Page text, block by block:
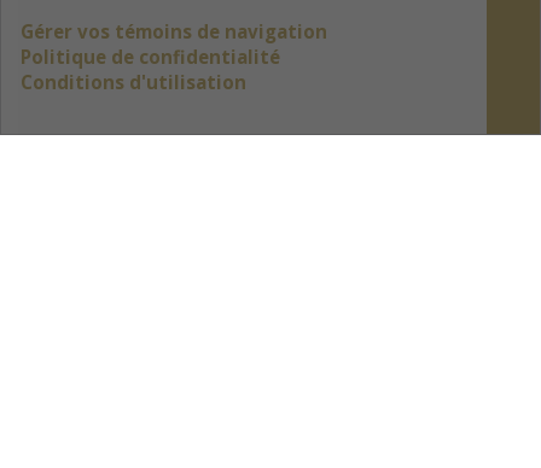
Gérer vos témoins de navigation
Politique de confidentialité
Conditions d'utilisation